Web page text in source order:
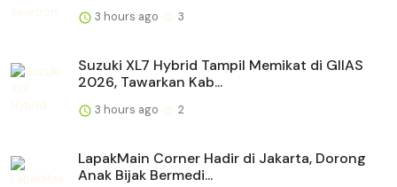
3 hours ago 3
Suzuki XL7 Hybrid Tampil Memikat di GIIAS
2026, Tawarkan Kab...
3 hours ago 2
LapakMain Corner Hadir di Jakarta, Dorong
Anak Bijak Bermedi...